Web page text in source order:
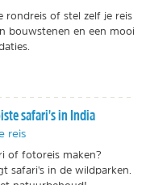
rondreis of stel zelf je reis
bouwstenen en een mooi
safari's in India
reis
of fotoreis maken?
safari's in de wildparken.